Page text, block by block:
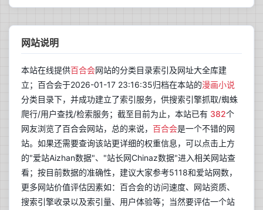
网站说明
本站在线提供百合会网站的分类目录索引及网址大全库建
立；百合会于2026-01-17 23:16:35归档在本站的漫画小说
分类目录下，并成功建立了索引服务，供搜索引擎抓取/蜘蛛
爬行/用户查找/检索服务；截至目前为止，本站已有 382个
网友浏览了百合会网站，总的来说， 百合会是一个不错的网
站。如果还需要查询该站更详细的权重信息，可以点击上方
的"爱站Aizhan数据"、"站长网Chinaz数据"进入相关网站查
看；按目前数据的准确性，建议大家参考5118和爱站网数，
更多网站价值评估因素如：百合会的访问速度、网站资质、
搜索引擎收录以及索引量、用户体验等；当然要评估一个站